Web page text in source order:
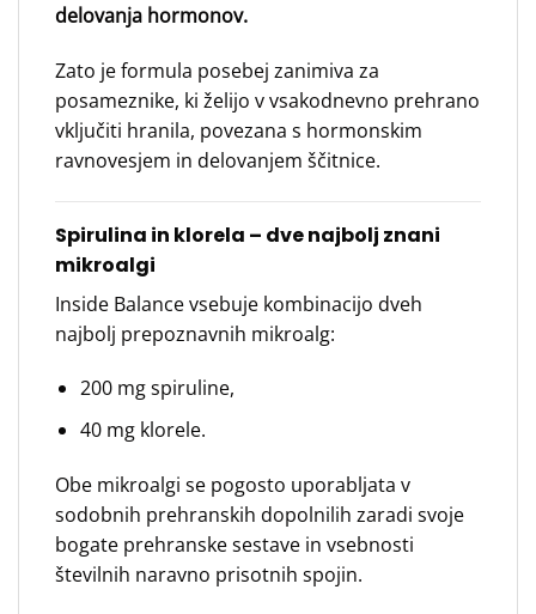
delovanja hormonov.
Zato je formula posebej zanimiva za
posameznike, ki želijo v vsakodnevno prehrano
vključiti hranila, povezana s hormonskim
ravnovesjem in delovanjem ščitnice.
Spirulina in klorela – dve najbolj znani
mikroalgi
Inside Balance vsebuje kombinacijo dveh
najbolj prepoznavnih mikroalg:
200 mg spiruline,
40 mg klorele.
Obe mikroalgi se pogosto uporabljata v
sodobnih prehranskih dopolnilih zaradi svoje
bogate prehranske sestave in vsebnosti
številnih naravno prisotnih spojin.